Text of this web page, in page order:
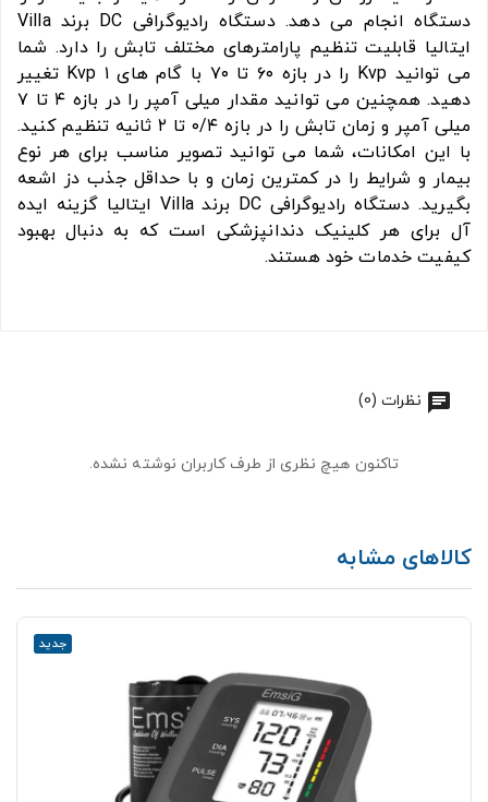
دستگاه انجام می دهد. دستگاه رادیوگرافی DC برند Villa
ایتالیا قابلیت تنظیم پارامترهای مختلف تابش را دارد. شما
می توانید Kvp را در بازه ۶۰ تا ۷۰ با گام های ۱ Kvp تغییر
دهید. همچنین می توانید مقدار میلی آمپر را در بازه ۴ تا ۷
میلی آمپر و زمان تابش را در بازه ۰/۴ تا ۲ ثانیه تنظیم کنید.
با این امکانات، شما می توانید تصویر مناسب برای هر نوع
بیمار و شرایط را در کمترین زمان و با حداقل جذب دز اشعه
بگیرید. دستگاه رادیوگرافی DC برند Villa ایتالیا گزینه ایده
آل برای هر کلینیک دندانپزشکی است که به دنبال بهبود
کیفیت خدمات خود هستند.
نظرات (0)
تاکنون هیچ نظری از طرف کاربران نوشته نشده.
کالاهای مشابه
جدید